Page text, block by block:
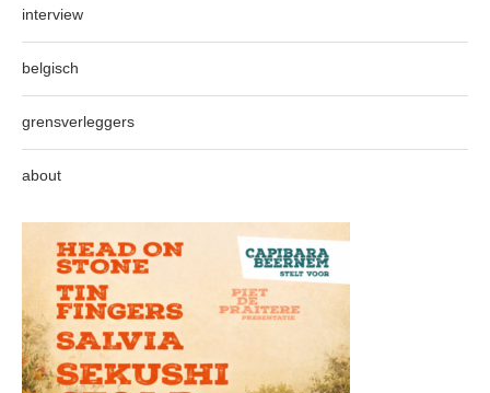
interview
belgisch
grensverleggers
about